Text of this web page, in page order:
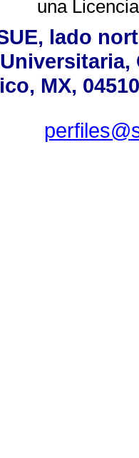
una
lado
MX,